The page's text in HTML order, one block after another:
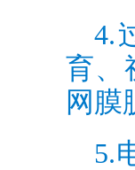
4.
育、
网膜
5.